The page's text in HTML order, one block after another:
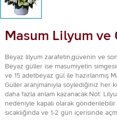
Masum Lilyum ve
Beyaz lilyum zarafetin,güvenin ve
Beyaz güller ise masumiyetin
ve 15 adetbeyaz gül ile hazırlanmış
Güller.aranjmanıyla söylediğiniz her
daha fazla anlam kazanacak.Not:
nedeniyle kapalı olarak
sıcaklığında ve 1-2 gün içerisinde